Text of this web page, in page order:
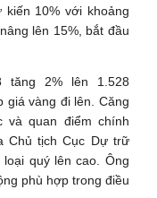
10% với khoảng
lên 15%, bắt đầu
tăng 2% lên 1.528
giá vàng đi lên. Căng
và quan điểm chính
Chủ tịch Cục Dự trữ
quý lên cao. Ông
phù hợp trong điều